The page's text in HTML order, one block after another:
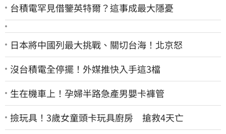
台積電罕見借鑒英特爾？這事成最大隱憂
日本將中國列最大挑戰、關切台海！北京怒
沒台積電全停擺！外媒推快入手這3檔
生在機車上！孕婦半路急產男嬰卡褲管
撿玩具！3歲女童頭卡玩具廚房 搶救4天亡